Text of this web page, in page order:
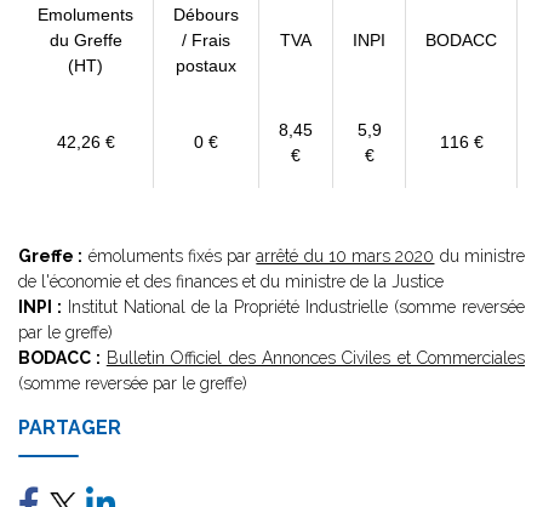
Emoluments
du Greffe
(HT)
Débours
/ Frais
postaux
TVA INPI BODACC
42,26 € 0 €
8,45
€
5,9
€
116 €
Greffe : émoluments fixés pararrêté du 10 mars 2020 du ministre
de l'économie et des finances et du ministre de la Justice
INPI : Institut National de la Propriété Industrielle (somme reversée
par le greffe)
BODACC : Bulletin Officiel des Annonces Civiles et Commerciales
(somme reversée par le greffe)
PARTAGER